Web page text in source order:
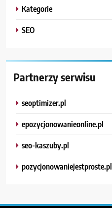
Kategorie
SEO
Partnerzy serwisu
seoptimizer.pl
epozycjonowanieonline.pl
seo-kaszuby.pl
pozycjonowaniejestproste.pl